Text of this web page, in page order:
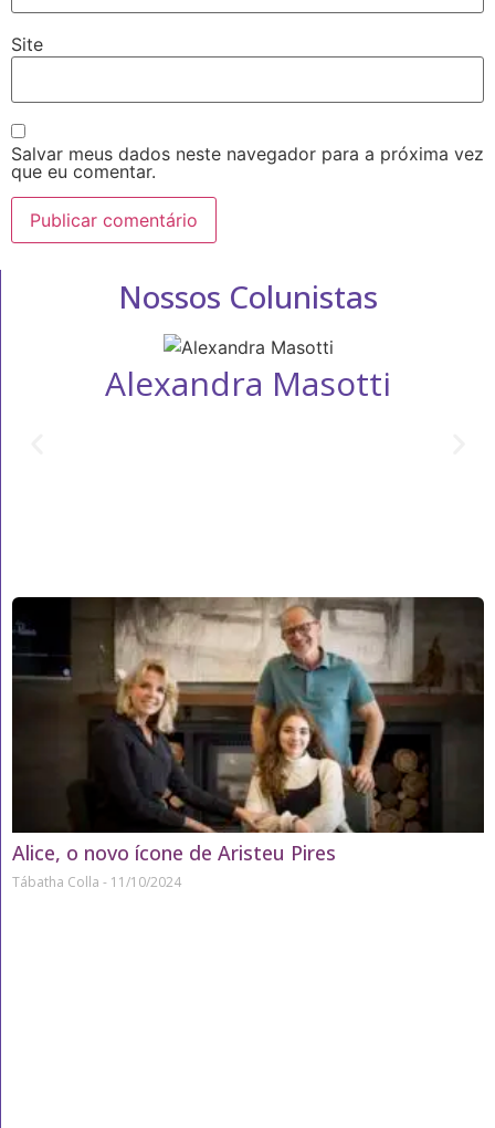
Site
Salvar meus dados neste navegador para a próxima vez
que eu comentar.
Nossos Colunistas
Alexandra Masotti
Alice, o novo ícone de Aristeu Pires
Tábatha Colla 11/10/2024